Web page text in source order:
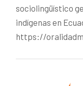
sociolingüístico
indígenas en
https://